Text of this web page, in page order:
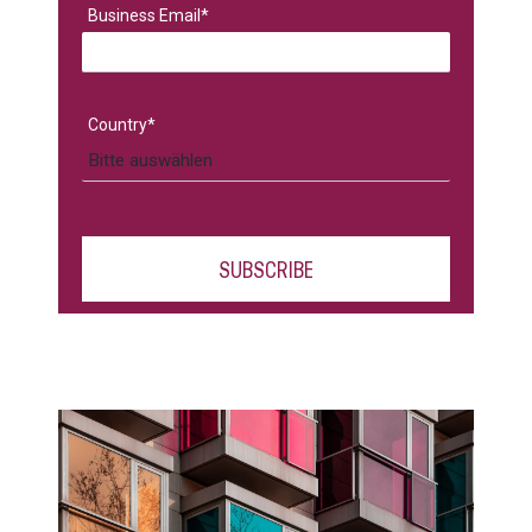
Business Email *
Country*